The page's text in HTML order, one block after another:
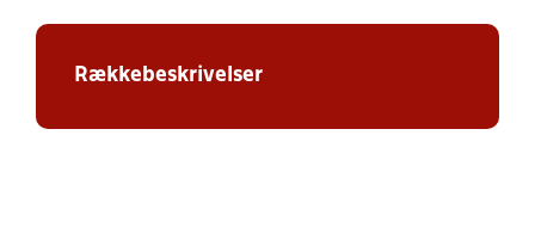
Rækkebeskrivelser